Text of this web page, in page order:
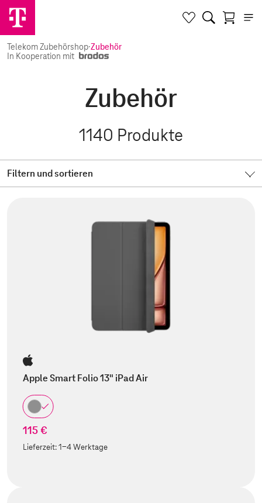
Telekom Zubehörshop·Zubehör
In Kooperation mit
Zubehör
1140 Produkte
Filtern und sortieren
Apple Smart Folio 13" iPad Air
115 €
Lieferzeit:1-4 Werktage